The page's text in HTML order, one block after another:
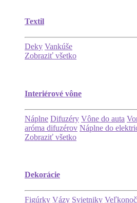
Textil
Deky Vankúše
Zobraziť všetko
Interiérové vône
Náplne Difuzéry Vône do auta
aróma difuzérov Náplne do
Zobraziť všetko
Dekorácie
Figúrky Vázy Svietniky